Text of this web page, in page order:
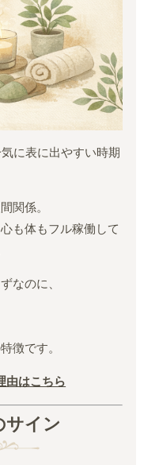
に表に出やすい時期
関係。
も体もフル稼働して
なのに、
徴です。
由はこちら
サイン